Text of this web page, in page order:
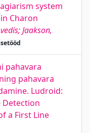
system
Charon
Jaakson,
pahavara
pahavara
Ludroid:
Detection
a First Line